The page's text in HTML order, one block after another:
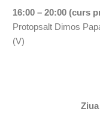
16:00 – 20:00 (curs
Protopsalt Dimos
(V)